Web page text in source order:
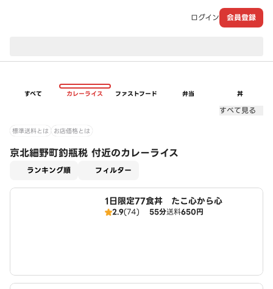
ログイン 会員登録
すべて カレーライス ファストフード 弁当 丼
すべて見る
標準送料とは お店価格とは
京北細野町釣瓶税 付近のカレーライス
ランキング順 フィルター
1日限定77食丼 たこ心から心
2.9(74) 55分送料650円